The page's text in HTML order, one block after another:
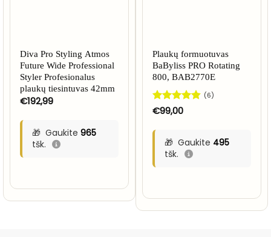
Diva Pro Styling Atmos
Future Wide Professional
Styler Profesionalus
plaukų tiesintuvas 42mm
€192,99
Gaukite 965
tšk.
Plaukų formuotuvas
BaByliss PRO Rotating
800, BAB2770E
Įvertinimas:
(6)
€99,00
Gaukite 495
tšk.